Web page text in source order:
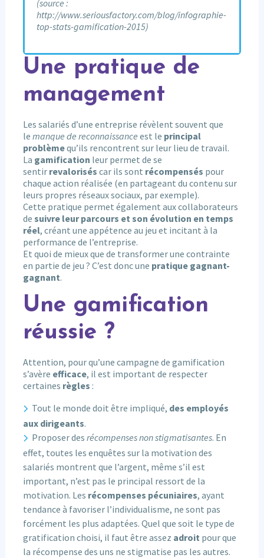
(source :
http://www.seriousfactory.com/blog/infographie-
top-stats-gamification-2015)
Une pratique de
management
Les salariés d’une entreprise révèlent souvent que
le manque de reconnaissance est le principal
problèmequ’ils rencontrent sur leur lieu de travail.
La gamification leur permet de se
sentir revalorisés car ils sont récompensés pour
chaque action réalisée (en partageant du contenu sur
leurs propres réseaux sociaux, par exemple).
Cette pratique permet également aux collaborateurs
de suivre leur parcours et son évolution en temps
réel, créant une appétence au jeu et incitant à la
performance de l’entreprise.
Et quoi de mieux que de transformer une contrainte
en partie de jeu ? C’est donc une pratique gagnant-
gagnant.
Une gamification
réussie ?
Attention, pour qu’une campagne de gamification
s’avère efficace, il est important de respecter
certaines règles :
Tout le monde doit être impliqué, des employés
aux dirigeants.
Proposer desrécompenses non stigmatisantes. En
effet, toutes les enquêtes sur la motivation des
salariés montrent que l’argent, même s’il est
important, n’est pas le principal ressort de la
motivation. Les récompenses pécuniaires, ayant
tendance à favoriser l’individualisme, ne sont pas
forcément les plus adaptées. Quel que soit le type de
gratification choisi, il faut être assez adroit pour que
la récompense des uns ne stigmatise pas les autres.